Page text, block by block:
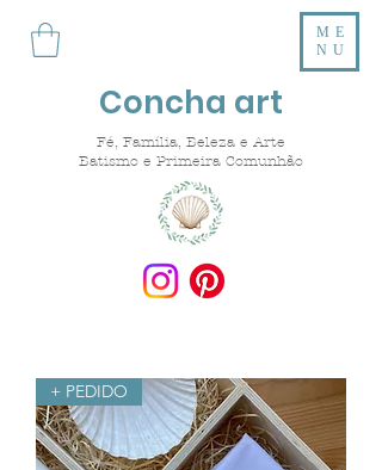
Concha art
ME
NU
Fé, Família, Beleza e Arte
Batismo e Primeira Comunhão
+ PEDIDO